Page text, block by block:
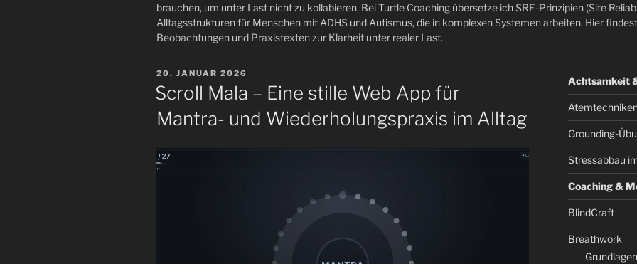
brauchen, um unter Last nicht zu kollabieren. Bei Turtle Coaching übersetze ich SRE-Prinzipien (Site
Alltagsstrukturen für Menschen mit ADHS und Autismus, die in komplexen Systemen arbeiten. Hier
Beobachtungen und Praxistexten zur Klarheit unter realer Last.
VERÖFFENTLICHT
AM
20. JANUAR 2026
Scroll Mala – Eine stille Web App für
Mantra- und Wiederholungspraxis im Alltag
Achtsamkeit
Grounding-
Stressabbau
Coaching &
BlindCraft
Breathwork